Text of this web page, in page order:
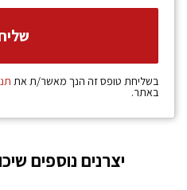
בשליחת טופס זה הנך מאשר/ת את
באתר.
יצרנים נוספים